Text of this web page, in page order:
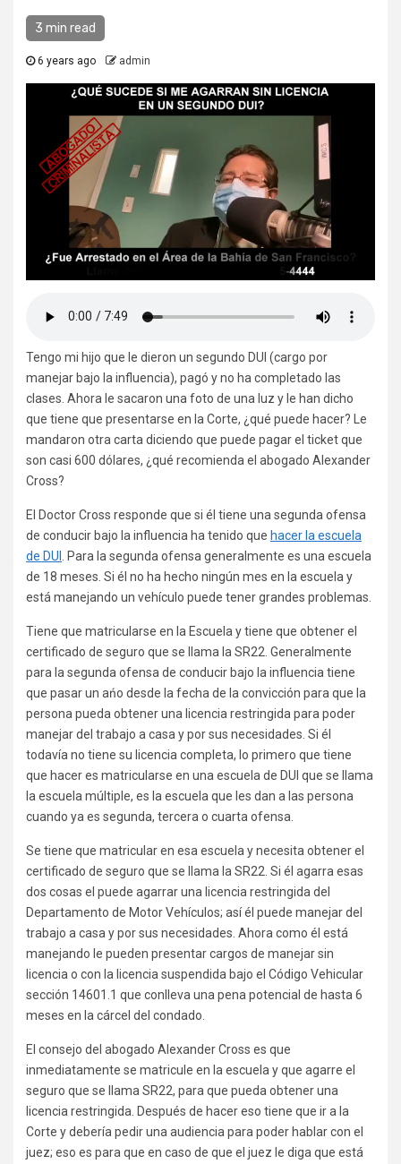
3 min read
6 years ago admin
Tengo mi hijo que le dieron un segundo DUI (cargo por
manejar bajo la influencia), pagó y no ha completado las
clases. Ahora le sacaron una foto de una luz y le han dicho
que tiene que presentarse en la Corte, ¿qué puede hacer? Le
mandaron otra carta diciendo que puede pagar el ticket que
son casi 600 dólares, ¿qué recomienda el abogado Alexander
Cross?
El Doctor Cross responde que si él tiene una segunda ofensa
de conducir bajo la influencia ha tenido que hacer la escuela
de DUI . Para la segunda ofensa generalmente es una escuela
de 18 meses. Si él no ha hecho ningún mes en la escuela y
está manejando un vehículo puede tener grandes problemas.
Tiene que matricularse en la Escuela y tiene que obtener el
certificado de seguro que se llama la SR22. Generalmente
para la segunda ofensa de conducir bajo la influencia tiene
que pasar un ańo desde la fecha de la convicción para que la
persona pueda obtener una licencia restringida para poder
manejar del trabajo a casa y por sus necesidades. Si él
todavía no tiene su licencia completa, lo primero que tiene
que hacer es matricularse en una escuela de DUI que se llama
la escuela múltiple, es la escuela que les dan a las persona
cuando ya es segunda, tercera o cuarta ofensa.
Se tiene que matricular en esa escuela y necesita obtener el
certificado de seguro que se llama la SR22. Si él agarra esas
dos cosas el puede agarrar una licencia restringida del
Departamento de Motor Vehículos; así él puede manejar del
trabajo a casa y por sus necesidades. Ahora como él está
manejando le pueden presentar cargos de manejar sin
licencia o con la licencia suspendida bajo el Código Vehicular
sección 14601.1 que conlleva una pena potencial de hasta 6
meses en la cárcel del condado.
El consejo del abogado Alexander Cross es que
inmediatamente se matricule en la escuela y que agarre el
seguro que se llama SR22, para que pueda obtener una
licencia restringida. Después de hacer eso tiene que ir a la
Corte y debería pedir una audiencia para poder hablar con el
juez; eso es para que en caso de que el juez le diga que está